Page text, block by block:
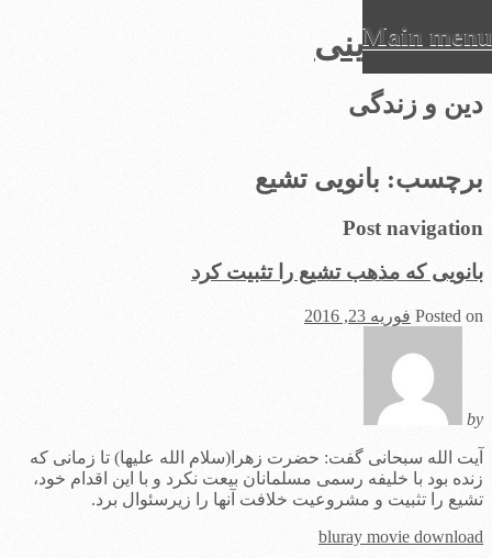
عرفان دینی
دین و زندگی
Main menu
to
content
برچسب: بانویی تشیع
Post navigation
بانویی که مذهب تشیع را تثبیت کرد
Posted on فوریه 23, 2016
by
آیت الله سبحانی گفت: حضرت زهرا(سلام الله علیها) تا زمانی که
زنده بود با خلیفه رسمی مسلمانان بیعت نکرد و با این اقدام خود،
تشیع را تثبیت و مشروعیت خلافت آنها را زیرسئوال برد.
bluray movie download